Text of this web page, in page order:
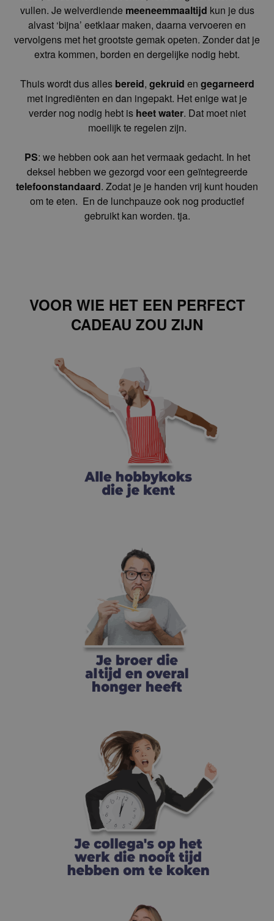
twee bakjes, zodat je een voor de noedels hebt, en
de andere met extra, verse ingrediënten kunt
vullen. Je welverdiendemeeneemmaaltijdkun je
dus alvast ‘bijna’ eetklaar maken, daarna vervoeren
Zonder dat je extra kommen, borden en dergelijke
nodig hebt.
Thuis wordt dus allesbereid,gekruid
Het enige wat je verder nog nodig hebt is heet
water. Dat moet niet moeilijk te regelen zijn.
PS: we hebben ook aan het vermaak gedacht. In
het deksel hebben we gezorgd voor een
VOOR WIE HET EEN PERFECT CADEAU
ZOU ZIJN